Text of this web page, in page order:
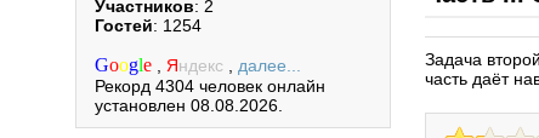
Участников: 2
Гостей: 1254
Google Яндекс
далее...
Рекорд 4304 человек онлайн
установлен 08.08.2026.
Задача
часть даёт